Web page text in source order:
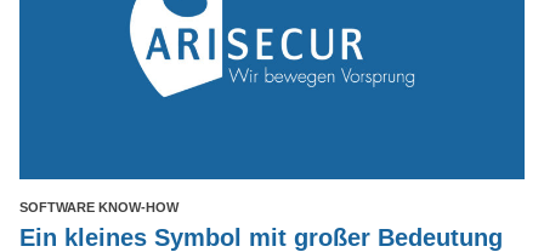
SOFTWARE KNOW-HOW
Ein kleines Symbol mit großer Bedeutung